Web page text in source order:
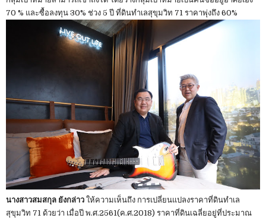
70 % และซื้อลงทุน 30% ช่วง 5 ปี ที่ดินทำเลสุขุมวิท 71 ราคาพุ่งถึง 60%
นางสาวสมสกุล ยังกล่าว ให้ความเห็นถึง การเปลี่ยนแปลงราคาที่ดินทำเล
สุขุมวิท 71 ด้วยว่า เมื่อปี พ.ศ.2561(ค.ศ.2018) ราคาที่ดินเฉลี่ยอยู่ที่ประมาณ